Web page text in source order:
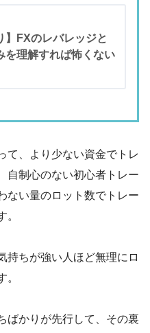
】FXのレバレッジと
を理解すれば怖くない
て、より少ない資金でトレ
自制心のない初心者トレー
ない量のロット数でトレー
。
持ちが強い人ほど無理にロ
。
ばかりが先行して、その裏